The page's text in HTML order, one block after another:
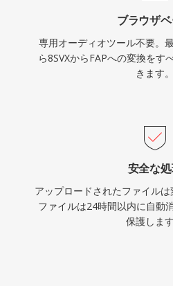
ブラウザ
専用オーディオツール不要。
ら8SVXからFAPへの変換をす
きます。
安全な
アップロードされたファイル
ファイルは24時間以内に自動
保護します